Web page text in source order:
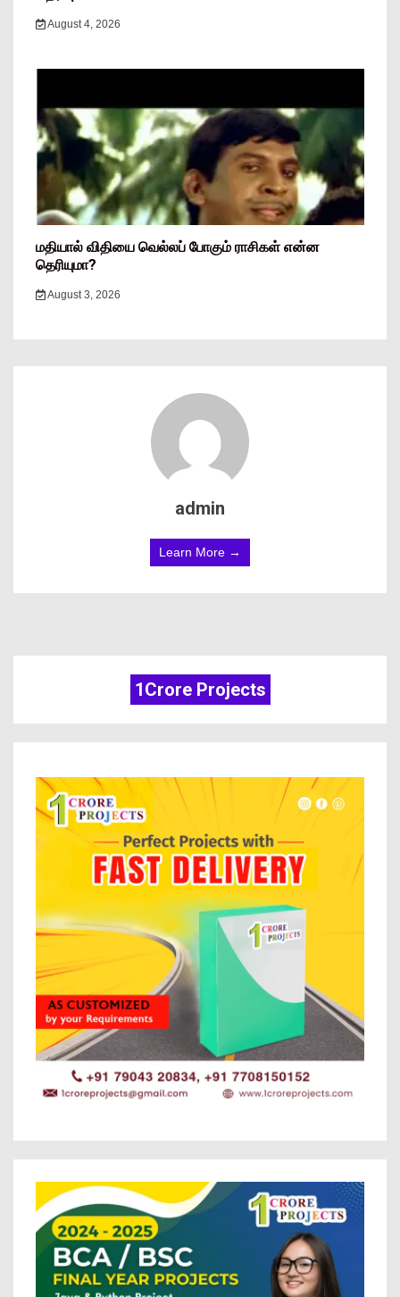
August 4, 2026
மதியால் விதியை வெல்லப் போகும் ராசிகள் என்ன
தெரியுமா?
August 3, 2026
admin
Learn More →
1Crore Projects